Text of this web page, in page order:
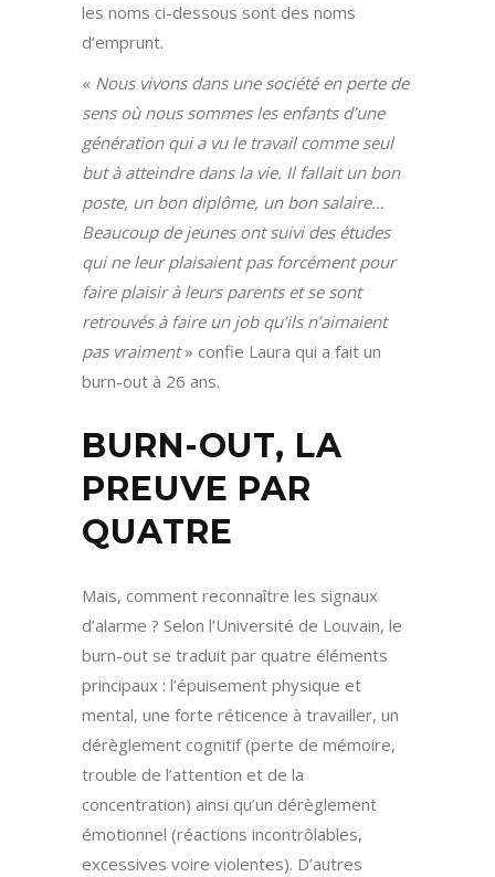
les noms ci-dessous sont des noms
d’emprunt.
« Nous vivons dans une société en perte de
sens où nous sommes les enfants d’une
génération qui a vu le travail comme seul
but à atteindre dans la vie. Il fallait un bon
poste, un bon diplôme, un bon salaire…
Beaucoup de jeunes ont suivi des études
qui ne leur plaisaient pas forcément pour
faire plaisir à leurs parents et se sont
retrouvés à faire un job qu’ils n’aimaient
pas vraiment» confie Laura qui a fait un
burn-out à 26 ans.
BURN-OUT, LA
PREUVE PAR
QUATRE
Mais, comment reconnaître les signaux
d’alarme ? Selon l’Université de Louvain, le
burn-out se traduit par quatre éléments
principaux : l’épuisement physique et
mental, une forte réticence à travailler, un
dérèglement cognitif (perte de mémoire,
trouble de l’attention et de la
concentration) ainsi qu’un dérèglement
émotionnel (réactions incontrôlables,
excessives voire violentes). D’autres